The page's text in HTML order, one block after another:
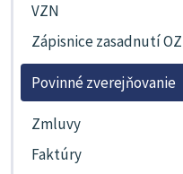
VZN
Zápisnice zasadnutí OZ
Povinné zverejňovanie
Zmluvy
Faktúry